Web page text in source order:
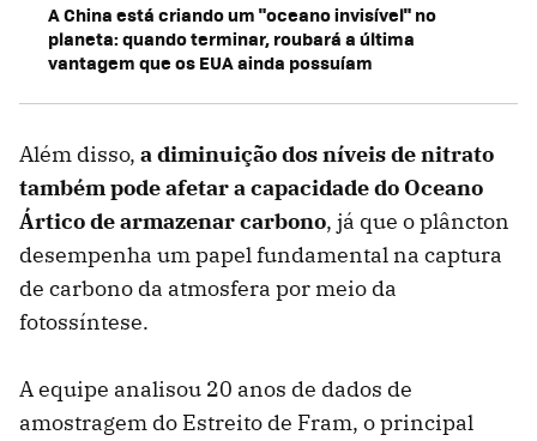
A China está criando um "oceano invisível" no
planeta: quando terminar, roubará a última
vantagem que os EUA ainda possuíam
Além disso, a diminuição dos níveis de nitrato
também pode afetar a capacidade do Oceano
Ártico de armazenar carbono, já que o plâncton
desempenha um papel fundamental na captura
de carbono da atmosfera por meio da
fotossíntese.
A equipe analisou 20 anos de dados de
amostragem do Estreito de Fram, o principal